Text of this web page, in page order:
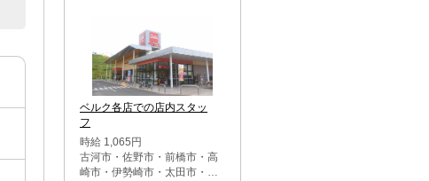
ベルク各店での店内スタッ
フ
時給 1,065円
古河市・佐野市・前橋市・高
崎市・伊勢崎市・太田市・館